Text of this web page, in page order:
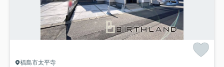
福島市太平寺